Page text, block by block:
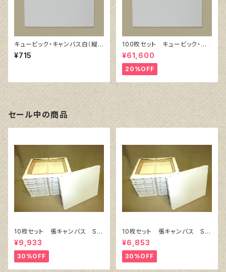
キュービック・キャンバス白（縦1
50㎜×横150㎜×厚38㎜）
¥715
100枚セット キュービック・キ
ャンバス白（縦200㎜×横200㎜
×厚38㎜）
¥61,600
20%OFF
セール中の商品
10枚セット 張キャンバス Sn
owWhite SPC（綿・ポリエステ
ル）F8 455㎜×380㎜
¥9,933
30%OFF
10枚セット 張キャンバス Sn
owWhite SPC（綿・ポリエステ
ル）F4 333㎜×242㎜
¥6,853
30%OFF